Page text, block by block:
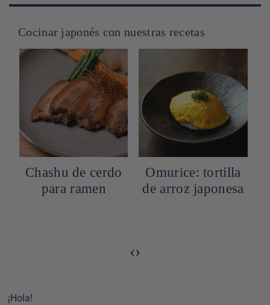
Cocinar japonés con nuestras recetas
Chashu de cerdo
para ramen
Omurice: tortilla
de arroz japonesa
‹›
¡Hola!